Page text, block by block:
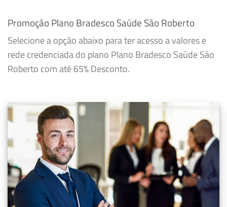
Promoção Plano Bradesco Saúde São Roberto
Selecione a opção abaixo para ter acesso a valores e
rede credenciada do plano Plano Bradesco Saúde São
Roberto com até 65% Desconto.